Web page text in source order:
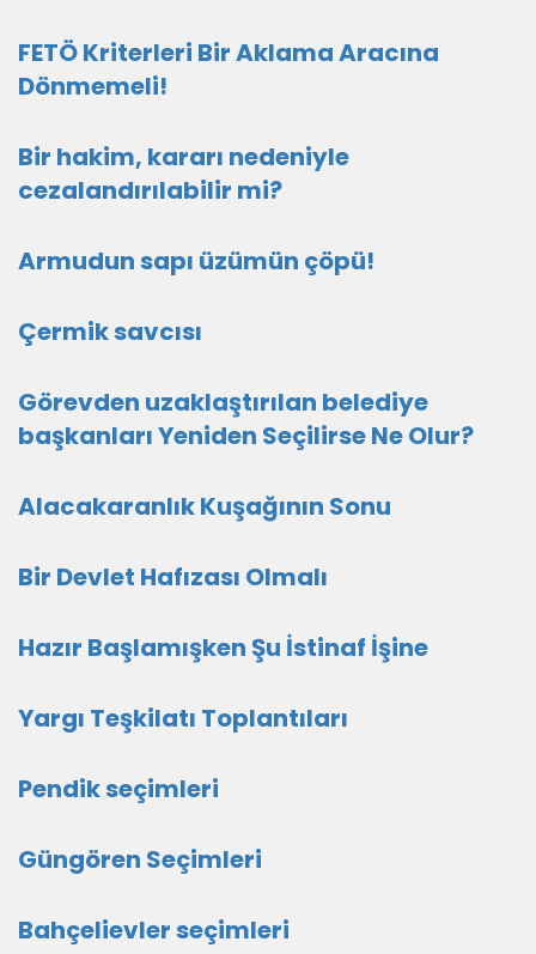
FETÖ Kriterleri Bir Aklama Aracına
Dönmemeli!
Bir hakim, kararı nedeniyle
cezalandırılabilir mi?
Armudun sapı üzümün çöpü!
Çermik savcısı
Görevden uzaklaştırılan belediye
başkanları Yeniden Seçilirse Ne Olur?
Alacakaranlık Kuşağının Sonu
Bir Devlet Hafızası Olmalı
Hazır Başlamışken Şu İstinaf İşine
Yargı Teşkilatı Toplantıları
Pendik seçimleri
Güngören Seçimleri
Bahçelievler seçimleri